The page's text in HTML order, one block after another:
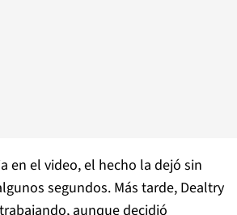
en el video, el hecho la dejó sin
segundos. Más tarde, Dealtry
aunque decidió